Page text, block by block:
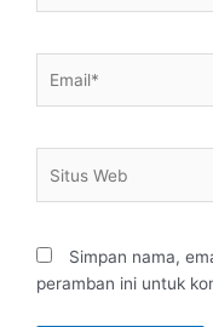
Web
Simpan nama,
peramban ini untuk